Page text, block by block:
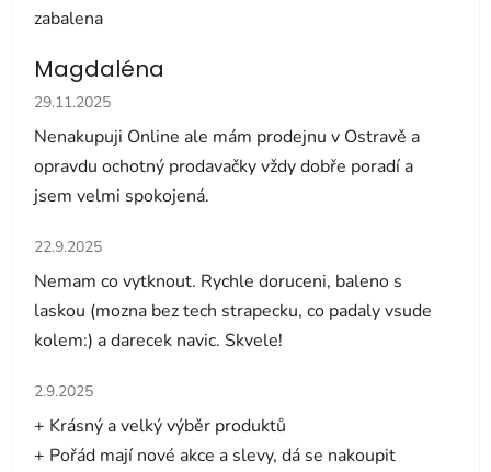
zabalena
Magdaléna
Hodnocení obchodu je 5 z 5 hvězdiček.
29.11.2025
Nenakupuji Online ale mám prodejnu v Ostravě a
opravdu ochotný prodavačky vždy dobře poradí a
jsem velmi spokojená.
Hodnocení obchodu je 5 z 5 hvězdiček.
22.9.2025
Nemam co vytknout. Rychle doruceni, baleno s
laskou (mozna bez tech strapecku, co padaly vsude
kolem:) a darecek navic. Skvele!
Hodnocení obchodu je 5 z 5 hvězdiček.
2.9.2025
+ Krásný a velký výběr produktů
+ Pořád mají nové akce a slevy, dá se nakoupit